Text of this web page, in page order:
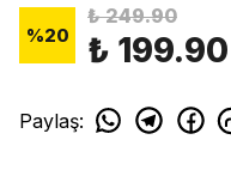
%20
₺ 249.90
₺ 199.90
Paylaş: